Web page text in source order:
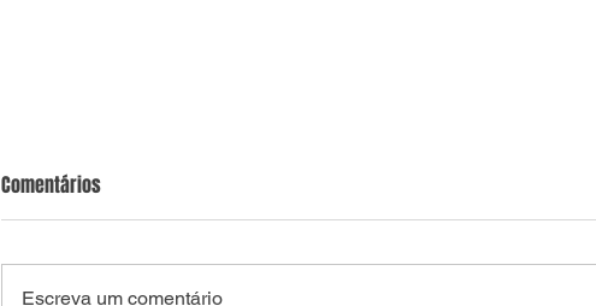
Comentários
Escreva um comentário